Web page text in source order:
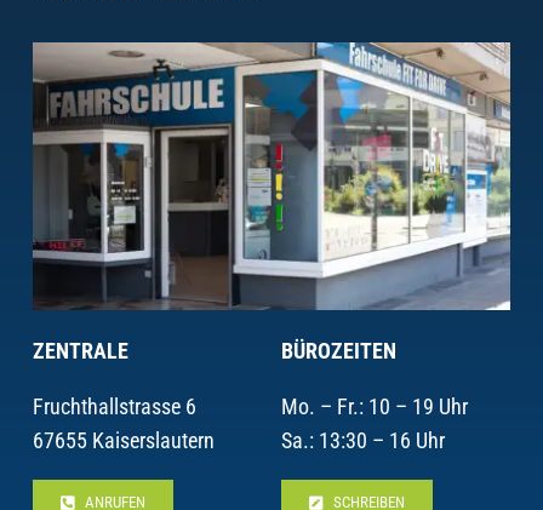
ZENTRALE
Fruchthallstrasse 6
67655 Kaiserslautern
ANRUFEN
BÜROZEITEN
Mo. – Fr.: 10 – 19 Uhr
Sa.: 13:30 – 16 Uhr
SCHREIBEN